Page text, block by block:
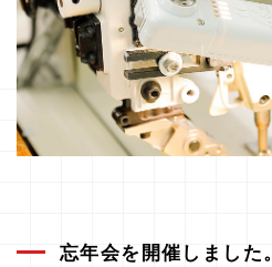
忘年会を開催しました。